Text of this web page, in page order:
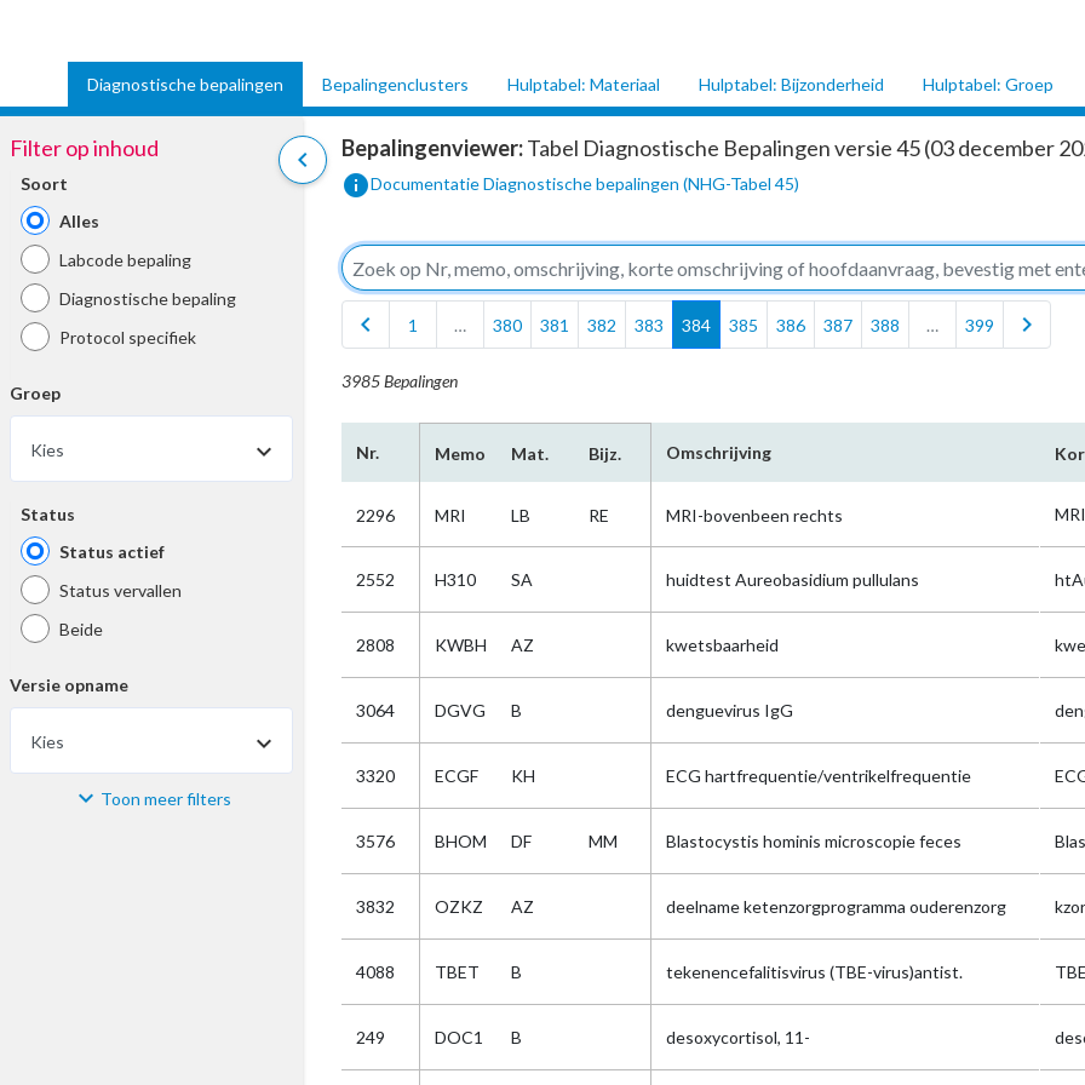
Diagnostische bepalingen Bepalingenclusters Hulptabel: Materiaal Hulptabel: Bijzonderheid Hulptabel: Groep
chevron_left
Filter op inhoud
Soort
Alles
Labcode bepaling
Diagnostische bepaling
Protocol specifiek
Groep
Kies
Status
Status actief
Status vervallen
Beide
Versie opname
Kies
Materiaal Toon meer filters
Bepalingenviewer:Tabel Diagnostische Bepalingen versie 45 (03 december
infoDocumentatie Diagnostische bepalingen (NHG-Tabel 45)
chevron_left
1 … 380 381 382 383 384 385 386 387 388 … 399 chevron_right
3985 Bepalingen
Nr. Memo Mat. Bijz. Omschrijving
2296 MRI LB RE MRI-bovenbeen rechts
2552 H310 SA huidtest Aureobasidium pullulans
2808 KWBH AZ kwetsbaarheid
3064 DGVG B denguevirus IgG
3320 ECGF KH ECG hartfrequentie/ventrikelfrequentie
3576 BHOM DF MM Blastocystis hominis microscopie feces
3832 OZKZ AZ deelname ketenzorgprogramma ouderenzorg
4088 TBET B tekenencefalitisvirus (TBE-virus)antist.
249 DOC1 B desoxycortisol, 11-